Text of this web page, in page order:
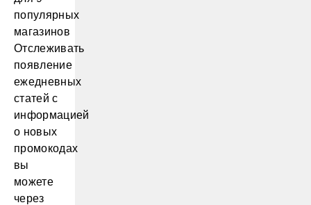
Отслеживать
появление
ежедневных
статей с
информацией
о новых
промокодах
вы
можете
через